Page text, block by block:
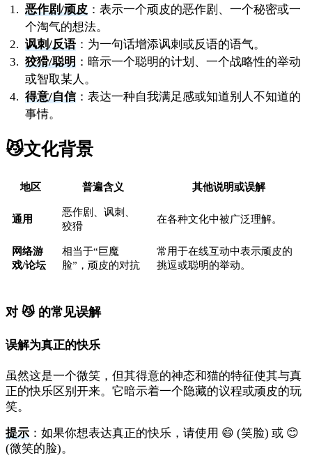
恶作剧/顽皮 ：表示一个顽皮的恶作剧、一个秘密或一
个淘气的想法。
讽刺/反语：为一句话增添讽刺或反语的语气。
狡猾/聪明 ：暗示一个聪明的计划、一个战略性的举动
或智取某人。
得意/自信：表达一种自我满足感或知道别人不知道的
事情。
😼文化背景
地区 普遍含义 其他说明或误解
通用
恶作剧、讽刺、
狡猾
在各种文化中被广泛理解。
网络游
戏/论坛
相当于“巨魔
脸”，顽皮的对抗
常用于在线互动中表示顽皮的
挑逗或聪明的举动。
对 😼 的常见误解
误解为真正的快乐
虽然这是一个微笑，但其得意的神态和猫的特征使其与真
正的快乐区别开来。它暗示着一个隐藏的议程或顽皮的玩
笑。
提示 ：如果你想表达真正的快乐，请使用 😄 (笑脸) 或 😊
(微笑的脸)。